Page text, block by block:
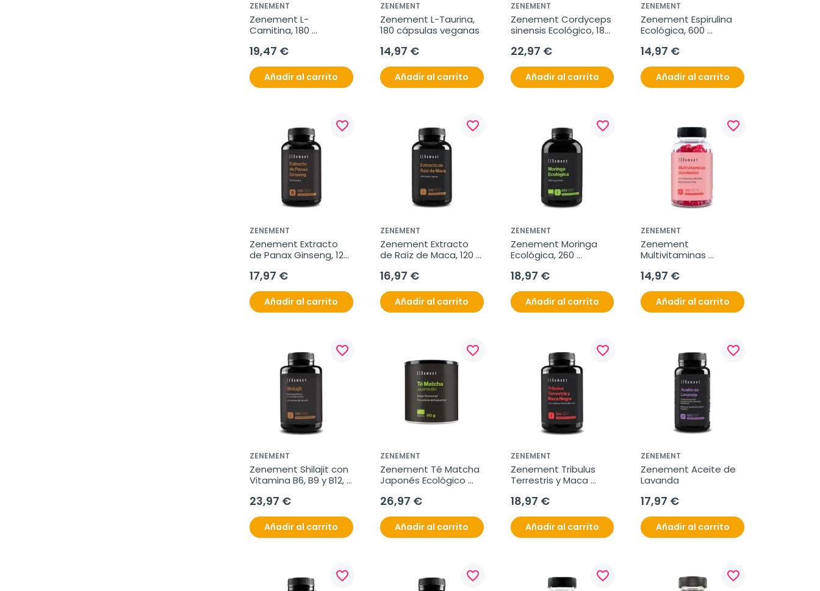
ZENEMENT
Zenement L-
Carnitina, 180
19,47 €
Añadir al carrito
ZENEMENT
Zenement L-Taurina,
180 cápsulas veganas
14,97 €
Añadir al carrito
ZENEMENT
Zenement Cordyceps
sinensis Ecológico, 180
22,97 €
Añadir al carrito
ZENEMENT
Zenement Espirulina
Ecológica, 600
14,97 €
Añadir al carrito
favorite_border
ZENEMENT
Zenement Extracto
de Panax Ginseng, 120
17,97 €
Añadir al carrito
favorite_border
ZENEMENT
Zenement Extracto
de Raíz de Maca, 120
16,97 €
Añadir al carrito
favorite_border
ZENEMENT
Zenement Moringa
Ecológica, 260
18,97 €
Añadir al carrito
favorite_border
ZENEMENT
Zenement
Multivitaminas
gominolas
vegetarianas
14,97 €
Añadir al carrito
favorite_border
ZENEMENT
Zenement Shilajit con
Vitamina B6, B9 y B12,
23,97 €
Añadir al carrito
favorite_border
ZENEMENT
Zenement Té Matcha
Japonés Ecológico
g
26,97 €
Añadir al carrito
favorite_border
ZENEMENT
Zenement Tribulus
Terrestris y Maca
veganas
18,97 €
Añadir al carrito
favorite_border
ZENEMENT
Zenement Aceite de
Lavanda
17,97 €
Añadir al carrito
favorite_border favorite_border favorite_border favorite_border